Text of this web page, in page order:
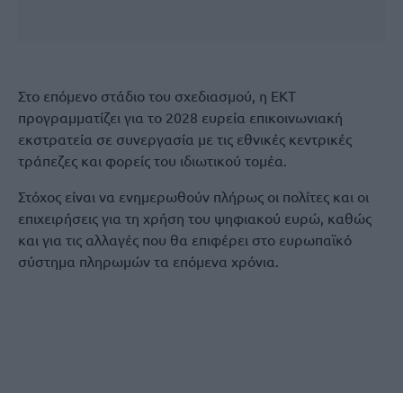
Στο επόμενο στάδιο του σχεδιασμού, η ΕΚΤ
προγραμματίζει για το 2028 ευρεία επικοινωνιακή
εκστρατεία σε συνεργασία με τις εθνικές κεντρικές
τράπεζες και φορείς του ιδιωτικού τομέα.
Στόχος είναι να ενημερωθούν πλήρως οι πολίτες και οι
επιχειρήσεις για τη χρήση του ψηφιακού ευρώ, καθώς
και για τις αλλαγές που θα επιφέρει στο ευρωπαϊκό
σύστημα πληρωμών τα επόμενα χρόνια.